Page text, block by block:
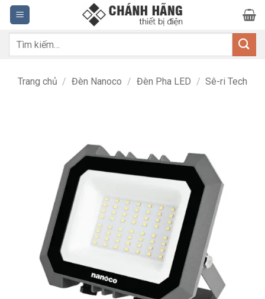
Bỏ
qua
nội
dung
Tìm
Trang chủ / Đèn Nanoco / Đèn Pha LED / Sê-ri Tech